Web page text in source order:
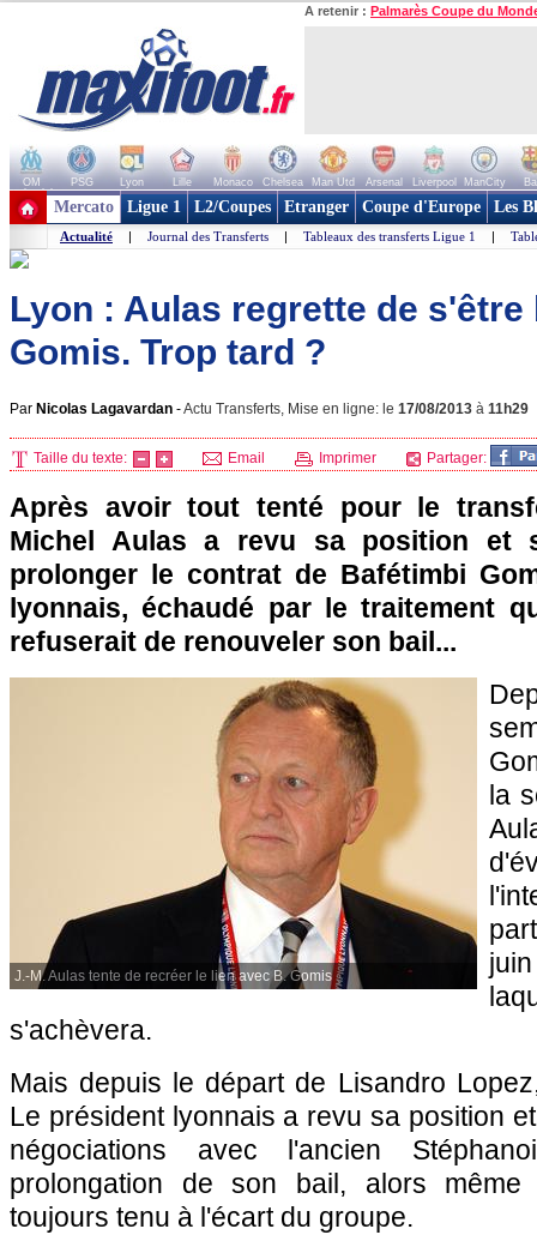
A retenir : Palmarès Coupe du
OM PSG Lyon Lille Monaco Chelsea Man Utd Arsenal Liverpool ManCity
+ de clubs
Mercato Ligue 1 L2/Coupes Etranger Coupe d'Europe Les
Actualité | Journal des Transferts | Tableaux des transferts Ligue 1 |
Lyon : Aulas regrette de s'être
Gomis. Trop tard ?
Par Nicolas Lagavardan -Actu Transferts, Mise en ligne: le 17/08/2013 à 11h29
Taille du texte: Email Imprimer Partager:
Après avoir tout tenté pour le
Michel Aulas a revu sa position et
prolonger le contrat de Bafétimbi
lyonnais, échaudé par le traitement
refuserait de renouveler son bail...
J.-M. Aulas tente de recréer le lien avec B. Gomis
la
s'achèvera.
Mais depuis le départ de Lisandro
Le président lyonnais a revu sa position
négociations avec l'ancien
prolongation de son bail, alors
toujours tenu à l'écart du groupe.